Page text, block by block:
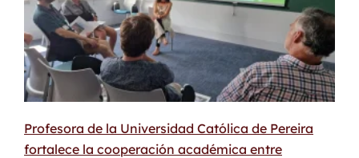
Profesora de la Universidad Católica de Pereira
fortalece la cooperación académica entre